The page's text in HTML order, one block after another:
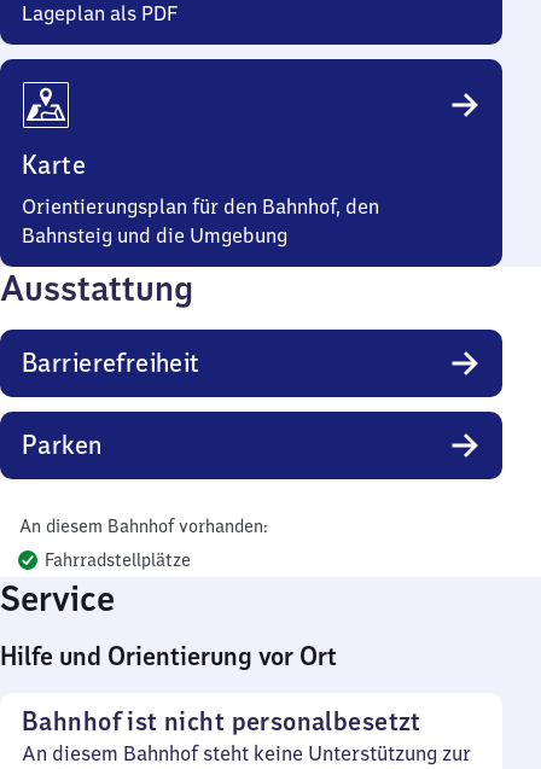
Lageplan als PDF
Karte
Orientierungsplan für den Bahnhof, den
Bahnsteig und die Umgebung
Ausstattung
Barrierefreiheit
Parken
An diesem Bahnhof vorhanden:
Fahrradstellplätze
Service
Hilfe und Orientierung vor Ort
Bahnhof ist nicht personalbesetzt
An diesem Bahnhof steht keine Unterstützung zur